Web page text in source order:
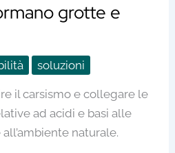
grotte e
soluzioni
il carsismo e collegare le
ad acidi e basi alle
naturale.